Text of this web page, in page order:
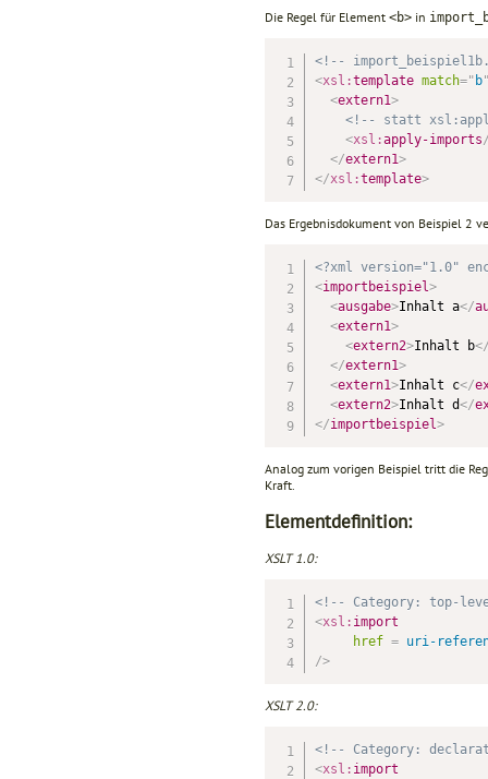
Die Regel für Element <b> in
<!--
<xsl:template match=" b
<extern1>
<!-- statt
<xsl:apply-imports
</extern1>
</xsl:template>
Das Ergebnisdokument von Beispiel 2
<?xml version="1.0"
<importbeispiel>
<ausgabe>Inhalt a</
<extern1>
<extern2>Inhalt b
</extern1>
<extern1>Inhalt c</
<extern2>Inhalt d</
</importbeispiel>
Analog zum vorigen Beispiel tritt die
Kraft.
Elementdefinition:
XSLT 1.0:
<!-- Category: top-
<xsl: import
href = uri-
/>
XSLT 2.0:
<!-- Category:
<xsl: import